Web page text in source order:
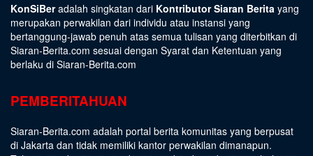
KonSiBeradalah singkatan dari Kontributor Siaran Berita yang
merupakan perwakilan dari individu atau instansi yang
bertanggung-jawab penuh atas semua tulisan yang diterbitkan di
Siaran-Berita.com sesuai dengan Syarat dan Ketentuan yang
berlaku di Siaran-Berita.com
PEMBERITAHUAN
Siaran-Berita.com adalah portal berita komunitas yang berpusat
di Jakarta dan tidak memiliki kantor perwakilan dimanapun.